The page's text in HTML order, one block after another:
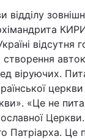
відділу
відсутня
віруючих.
«Це не
Патріарха. Це